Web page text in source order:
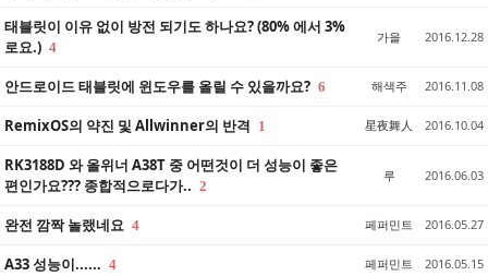
태블릿이 이유 없이 방전 되기도 하나요? (80% 에서 3%
로요.) 4
가을 2016.12.28
안드로이드 태블릿에 윈도우를 올릴 수 있을까요? 6 해색주 2016.11.08
RemixOS의 약진 및 Allwinner의 반격 1 星夜舞人 2016.10.04
RK3188D 와 올위너 A38T 중 어떤것이 더 성능이 좋은
편인가요??? 종합적으로다가.. 2
루 2016.06.03
완전 깜짝 놀랬네요 4 페퍼민트 2016.05.27
A33 성능이...... 4 페퍼민트 2016.05.15